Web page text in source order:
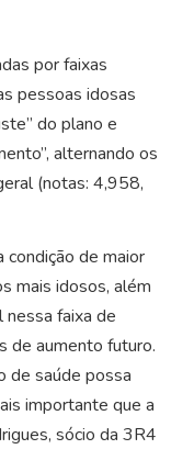
por faixas
pessoas idosas
do plano e
alternando os
(notas: 4,958,
de maior
mais idosos, além
nessa faixa de
de aumento futuro.
de saúde possa
importante que a
sócio da 3R4